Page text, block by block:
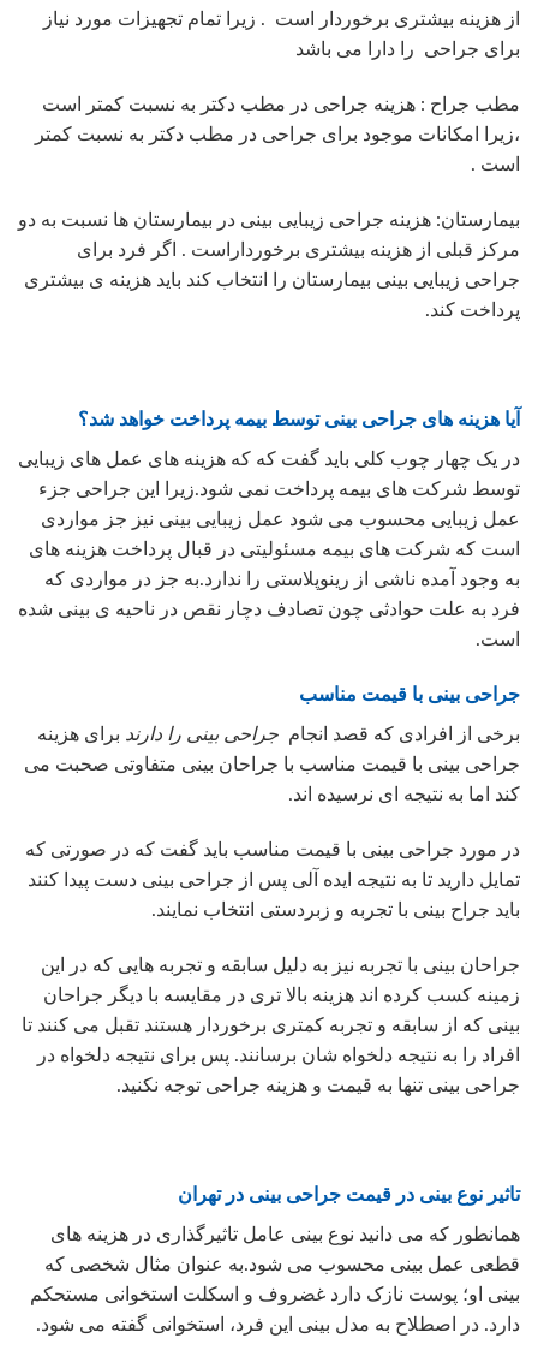
از هزینه بیشتری برخوردار است . زیرا تمام تجهیزات مورد نیاز
برای جراحی را دارا می باشد
مطب جراح : هزینه جراحی در مطب دکتر به نسبت کمتر است
،زیرا امکانات موجود برای جراحی در مطب دکتر به نسبت کمتر
است .
بیمارستان: هزینه جراحی زیبایی بینی در بیمارستان ها نسبت به دو
مرکز قبلی از هزینه بیشتری برخورداراست . اگر فرد برای
جراحی زیبایی بینی بیمارستان را انتخاب کند باید هزینه ی بیشتری
پرداخت کند.
آیا هزینه های جراحی بینی توسط بیمه پرداخت خواهد شد؟
در یک چهار چوب کلی باید گفت که که هزینه های عمل های زیبایی
توسط شرکت های بیمه پرداخت نمی شود.زیرا این جراحی جزء
عمل زیبایی محسوب می شود عمل زیبایی بینی نیز جز مواردی
است که شرکت های بیمه مسئولیتی در قبال پرداخت هزینه های
به وجود آمده ناشی از رینوپلاستی را ندارد.به جز در مواردی که
فرد به علت حوادثی چون تصادف دچار نقص در ناحیه ی بینی شده
است.
جراحی بینی با قیمت مناسب
برخی از افرادی که قصد انجام جراحی بینی را دارند برای هزینه
جراحی بینی با قیمت مناسب با جراحان بینی متفاوتی صحبت می
کند اما به نتیجه ای نرسیده اند.
در مورد جراحی بینی با قیمت مناسب باید گفت که در صورتی که
تمایل دارید تا به نتیجه ایده آلی پس از جراحی بینی دست پیدا کنند
باید جراح بینی با تجربه و زبردستی انتخاب نمایند.
جراحان بینی با تجربه نیز به دلیل سابقه و تجربه هایی که در این
زمینه کسب کرده اند هزینه بالا تری در مقایسه با دیگر جراحان
بینی که از سابقه و تجربه کمتری برخوردار هستند تقبل می کنند تا
افراد را به نتیجه دلخواه شان برسانند. پس برای نتیجه دلخواه در
جراحی بینی تنها به قیمت و هزینه جراحی توجه نکنید.
تاثیر نوع بینی در قیمت جراحی بینی در تهران
همانطور که می دانید نوع بینی عامل تاثیرگذاری در هزینه های
قطعی عمل بینی محسوب می شود.به عنوان مثال شخصی که
بینی او؛ پوست نازک دارد غضروف و اسکلت استخوانی مستحکم
دارد. در اصطلاح به مدل بینی این فرد، استخوانی گفته می شود.